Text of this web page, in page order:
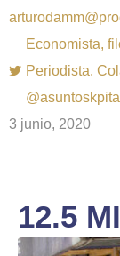
Economista,
Periodista.
3 junio, 2020
12.5